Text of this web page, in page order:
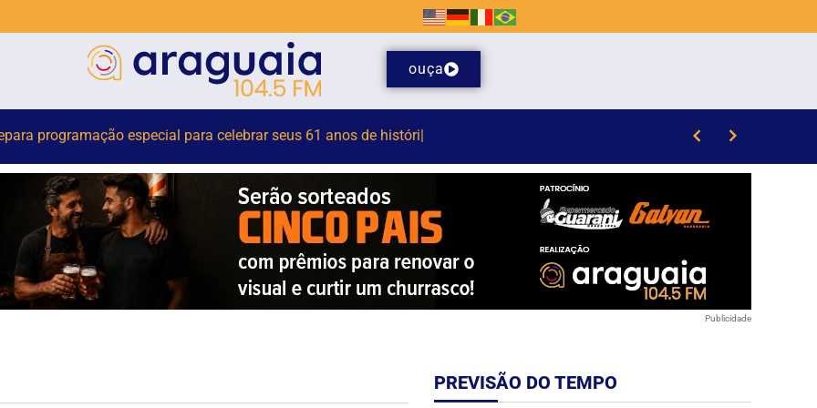
ouça
terceirizado sofre queda em obra no Centro Administrativo da Havan em Brusque
Publicidade
PREVISÃO DO TEMPO